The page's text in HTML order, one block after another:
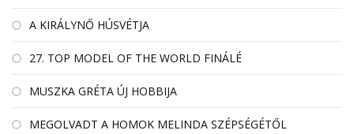
A KIRÁLYNŐ HÚSVÉTJA
27. TOP MODEL OF THE WORLD FINÁLÉ
MUSZKA GRÉTA ÚJ HOBBIJA
MEGOLVADT A HOMOK MELINDA SZÉPSÉGÉTŐL